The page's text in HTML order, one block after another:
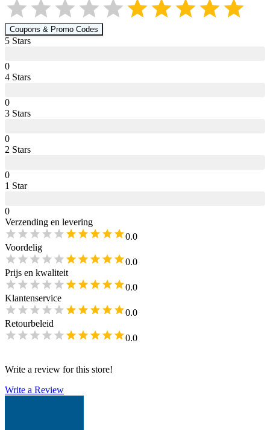
Coupons & Promo Codes
5 Stars
0
4 Stars
0
3 Stars
0
2 Stars
0
1 Star
0
Verzending en levering
0.0
Voordelig
0.0
Prijs en kwaliteit
0.0
Klantenservice
0.0
Retourbeleid
0.0
Write a review for this store!
Write a Review